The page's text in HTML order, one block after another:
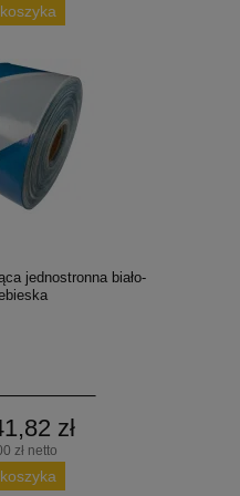
jednostronna biało-
zł
zł netto